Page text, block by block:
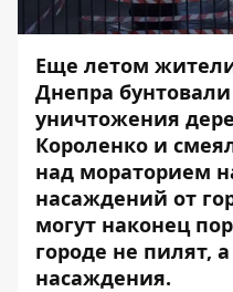
Еще летом
Днепра бунтовали
уничтожения
Короленко и
над мораторием
насаждений от
могут наконец
городе не пилят,
насаждения.